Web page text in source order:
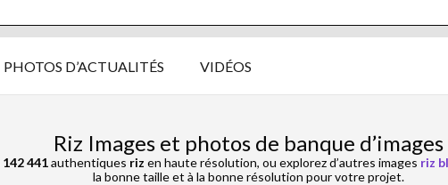
PHOTOS D’ACTUALITÉS VIDÉOS
Riz Images et photos de banque d’images
142 441authentiques riz en haute résolution, ou explorez d’autres images riz
la bonne taille et à la bonne résolution pour votre projet.